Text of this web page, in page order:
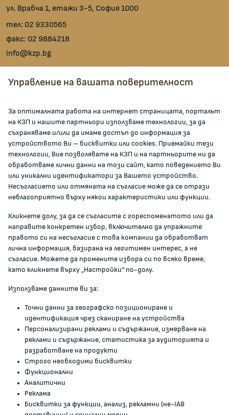
ул. Врабча 1, етажи 3-5, София 1000
тел: 02 9330565
факс: 02 9884218
info@kzp.bg
Всички контакти
ЗА КОМИСИЯТА
За КЗП
Кои сме ние
Кариери
Документи и други актове
Информация
Полезни връзки
ЖАЛБИ И РЕГИСТРИ
Регистър на опасните стоки
Регистър на е-адреси на ЮЛ нежелаещи да получават
Помирителна комисия
0700 111 22
Управление на вашата поверителност
За оптималната работа на интернет страницата, порталът
на КЗП и нашите партньори използваме технологии, за да
съхраняваме и/или да имаме достъп до информация за
устройството Ви – бисквитки или cookies. Приемайки тези
технологии, Вие позволявате на КЗП и на партньорите ни да
обработваме лични данни на този сайт, като поведението Ви
или уникални идентификатори за Вашето устройство.
Несъгласието или отмяната на съгласие може да се отрази
неблагоприятно върху някои характеристики или функции.
Кликнете долу, за да се съгласите с гореспоменатото или да
направите конкретен избор, включително да упражните
правото си на несъгласие с това компании да обработват
лична информация, базирана на легитимен интерес, а не
съгласие. Можете да промените избора си по всяко време,
като кликнете върху „Настройки“ по-долу.
Използваме данните ви за:
Точни данни за географско позициониране и
идентификация чрез сканиране на устройства
Персонализирани реклами и съдържание, измерване на
реклами и съдържание, статистика за аудиторията и
разработване на продукти
Строго необходими бисквитки
Функционални
Аналитични
Реклама
Бисквитки за функции, анализ, рекламни (не-IAB